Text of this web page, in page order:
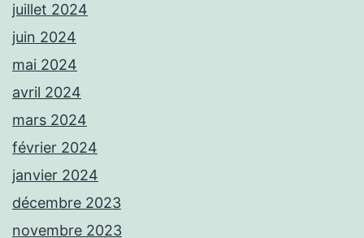
juillet 2024
juin 2024
mai 2024
avril 2024
mars 2024
février 2024
janvier 2024
décembre 2023
novembre 2023